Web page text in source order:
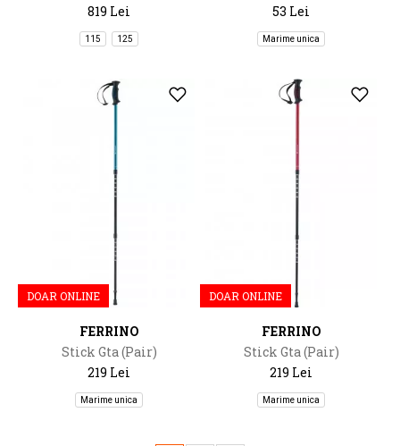
819 Lei
115 125
53 Lei
Marime unica
DOAR ONLINE
FERRINO
Stick Gta (Pair)
219 Lei
Marime unica
DOAR ONLINE
FERRINO
Stick Gta (Pair)
219 Lei
Marime unica